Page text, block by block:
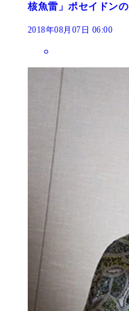
核魚雷」ポセイドン
2018年08月07日 06:00